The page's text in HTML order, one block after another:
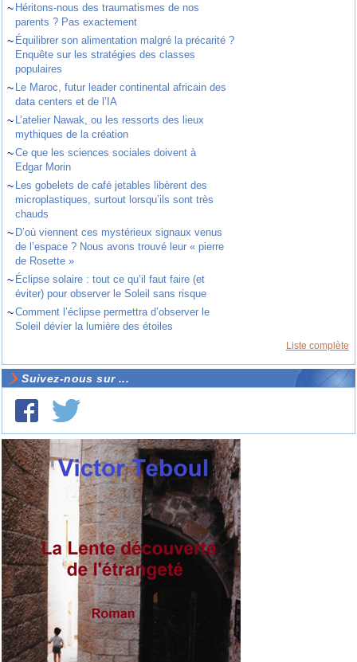
~ Héritons-nous des traumatismes de nos
parents ? Pas exactement
~ Équilibrer son alimentation malgré la précarité ?
Enquête sur les stratégies des classes
populaires
~ Le Maroc, futur leader continental africain des
data centers et de l’IA
~ L’atelier Nawak, ou les ressorts des lieux
mythiques de la création
~Ce que les sciences sociales doivent à
Edgar Morin
~ Les gobelets de café jetables libèrent des
microplastiques, surtout lorsqu’ils sont très
chauds
~ D’où viennent ces mystérieux signaux venus
de l’espace ? Nous avons trouvé leur « pierre
de Rosette »
~ Éclipse solaire : tout ce qu’il faut faire (et
éviter) pour observer le Soleil sans risque
~Comment l’éclipse permettra d’observer le
Soleil dévier la lumière des étoiles
Liste complète
Suivez-nous sur ...